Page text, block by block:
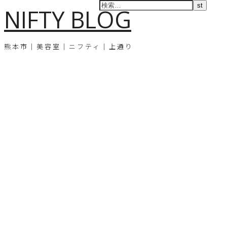
NIFTY BLOG
熊本市｜美容室｜ニフティ｜上通り